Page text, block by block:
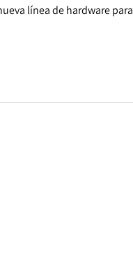
línea de hardware para